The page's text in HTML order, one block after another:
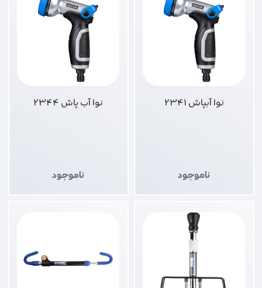
نوا آبپاش 2341
ناموجود
نوا آب پاش 2344
ناموجود